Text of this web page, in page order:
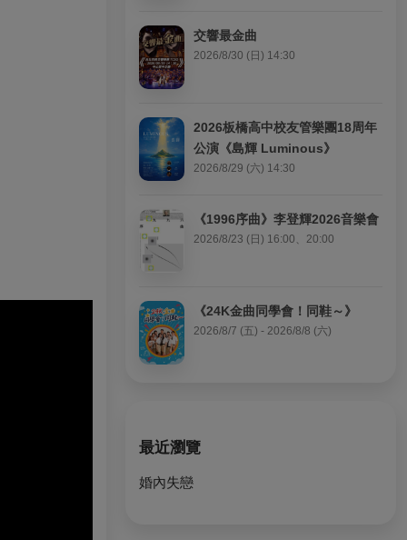
交響最金曲
2026/8/30 (日) 14:30
2026板橋高中校友管樂團18周年
公演《島輝 Luminous》
2026/8/29 (六) 14:30
《1996序曲》李登輝2026音樂會
2026/8/23 (日) 16:00、20:00
《24K金曲同學會！同鞋～》
2026/8/7 (五) - 2026/8/8 (六)
最近瀏覽
婚內失戀